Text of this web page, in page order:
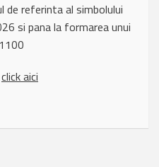
de referinta al simbolului
si pana la formarea unui
click aici